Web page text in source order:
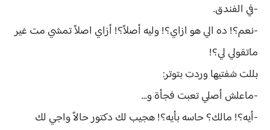
-في الفندق.
-نعم؟! ده الي هو ازاي؟! وليه أصلاً؟! أزاي اصلاً تمشي مت غير
ماتقولي لي؟!
بللت شفتيها وردت بتوتر:
-ماعلش أصلي تعبت فجأة و...
-أيه؟! مالك؟ حاسه بأيه؟! هجيب لك دكتور حالاً واجي لك